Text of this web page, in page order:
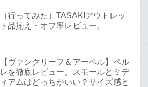
（行ってみた）TASAKIアウトレッ
ト品揃え・オフ率レビュー。
【ヴァンクリーフ＆アーペル】ペル
レを徹底レビュー。スモールとミデ
ィアムはどっちがいい？サイズ感と